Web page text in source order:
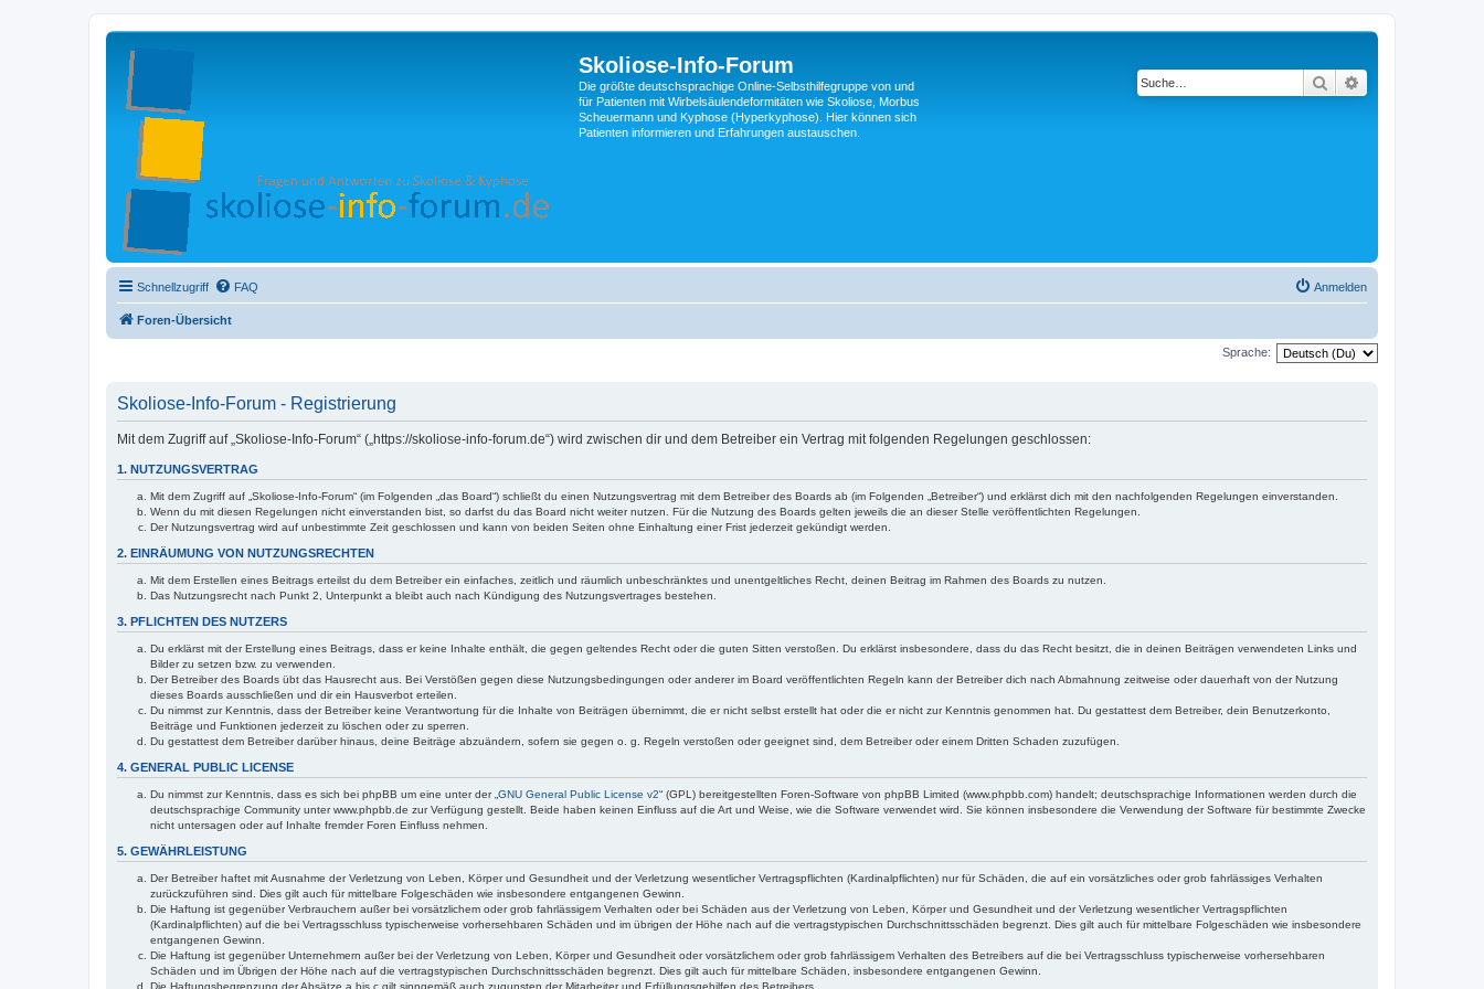
Skoliose-Info-Forum
Die größte deutschsprachige Online-Selbsthilfegruppe von und
für Patienten mit Wirbelsäulendeformitäten wie Skoliose, Morbus
Scheuermann und Kyphose (Hyperkyphose). Hier können sich
Patienten informieren und Erfahrungen austauschen.
Suche
Schnellzugriff FAQ Anmelden
Foren-Übersicht
Sprache:
Skoliose-Info-Forum - Registrierung
Mit dem Zugriff auf „Skoliose-Info-Forum“ („https://skoliose-info-forum.de“) wird zwischen dir und dem Betreiber ein Vertrag mit folgenden Regelungen geschlossen:
1. NUTZUNGSVERTRAG
Mit dem Zugriff auf „Skoliose-Info-Forum“ (im Folgenden „das Board“) schließt du einen Nutzungsvertrag mit dem Betreiber des Boards ab (im Folgenden „Betreiber“) und erklärst dich mit den nachfolgenden Regelungen einverstanden.
Wenn du mit diesen Regelungen nicht einverstanden bist, so darfst du das Board nicht weiter nutzen. Für die Nutzung des Boards gelten jeweils die an dieser Stelle veröffentlichten Regelungen.
Der Nutzungsvertrag wird auf unbestimmte Zeit geschlossen und kann von beiden Seiten ohne Einhaltung einer Frist jederzeit gekündigt werden.
2. EINRÄUMUNG VON NUTZUNGSRECHTEN
Mit dem Erstellen eines Beitrags erteilst du dem Betreiber ein einfaches, zeitlich und räumlich unbeschränktes und unentgeltliches Recht, deinen Beitrag im Rahmen des Boards zu nutzen.
Das Nutzungsrecht nach Punkt 2, Unterpunkt a bleibt auch nach Kündigung des Nutzungsvertrages bestehen.
3. PFLICHTEN DES NUTZERS
Du erklärst mit der Erstellung eines Beitrags, dass er keine Inhalte enthält, die gegen geltendes Recht oder die guten Sitten verstoßen. Du erklärst insbesondere, dass du das Recht besitzt, die in deinen Beiträgen verwendeten Links und
Bilder zu setzen bzw. zu verwenden.
Der Betreiber des Boards übt das Hausrecht aus. Bei Verstößen gegen diese Nutzungsbedingungen oder anderer im Board veröffentlichten Regeln kann der Betreiber dich nach Abmahnung zeitweise oder dauerhaft von der Nutzung
dieses Boards ausschließen und dir ein Hausverbot erteilen.
Du nimmst zur Kenntnis, dass der Betreiber keine Verantwortung für die Inhalte von Beiträgen übernimmt, die er nicht selbst erstellt hat oder die er nicht zur Kenntnis genommen hat. Du gestattest dem Betreiber, dein Benutzerkonto,
Beiträge und Funktionen jederzeit zu löschen oder zu sperren.
Du gestattest dem Betreiber darüber hinaus, deine Beiträge abzuändern, sofern sie gegen o. g. Regeln verstoßen oder geeignet sind, dem Betreiber oder einem Dritten Schaden zuzufügen.
4. GENERAL PUBLIC LICENSE
Du nimmst zur Kenntnis, dass es sich bei phpBB um eine unter der „ GNU General Public License v2“ (GPL) bereitgestellten Foren-Software von phpBB Limited (www.phpbb.com) handelt; deutschsprachige Informationen werden durch die
deutschsprachige Community unter www.phpbb.de zur Verfügung gestellt. Beide haben keinen Einfluss auf die Art und Weise, wie die Software verwendet wird. Sie können insbesondere die Verwendung der Software für bestimmte Zwecke
nicht untersagen oder auf Inhalte fremder Foren Einfluss nehmen.
5. GEWÄHRLEISTUNG
Der Betreiber haftet mit Ausnahme der Verletzung von Leben, Körper und Gesundheit und der Verletzung wesentlicher Vertragspflichten (Kardinalpflichten) nur für Schäden, die auf ein vorsätzliches oder grob fahrlässiges Verhalten
zurückzuführen sind. Dies gilt auch für mittelbare Folgeschäden wie insbesondere entgangenen Gewinn.
Die Haftung ist gegenüber Verbrauchern außer bei vorsätzlichem oder grob fahrlässigem Verhalten oder bei Schäden aus der Verletzung von Leben, Körper und Gesundheit und der Verletzung wesentlicher Vertragspflichten
(Kardinalpflichten) auf die bei Vertragsschluss typischerweise vorhersehbaren Schäden und im übrigen der Höhe nach auf die vertragstypischen Durchschnittsschäden begrenzt. Dies gilt auch für mittelbare Folgeschäden wie insbesondere
entgangenen Gewinn.
Die Haftung ist gegenüber Unternehmern außer bei der Verletzung von Leben, Körper und Gesundheit oder vorsätzlichem oder grob fahrlässigem Verhalten des Betreibers auf die bei Vertragsschluss typischerweise vorhersehbaren
Schäden und im Übrigen der Höhe nach auf die vertragstypischen Durchschnittsschäden begrenzt. Dies gilt auch für mittelbare Schäden, insbesondere entgangenen Gewinn.
Die Haftungsbegrenzung der Absätze a bis c gilt sinngemäß auch zugunsten der Mitarbeiter und Erfüllungsgehilfen des Betreibers.